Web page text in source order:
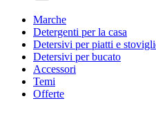
Marche
Detergenti per la casa
Detersivi per piatti e
Detersivi per bucato
Accessori
Temi
Offerte